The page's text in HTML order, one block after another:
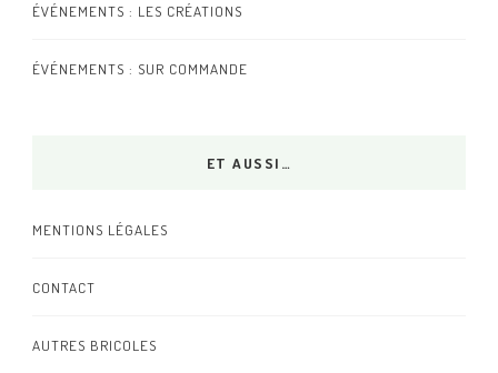
ÉVÉNEMENTS : LES CRÉATIONS
ÉVÉNEMENTS : SUR COMMANDE
ET AUSSI…
MENTIONS LÉGALES
CONTACT
AUTRES BRICOLES